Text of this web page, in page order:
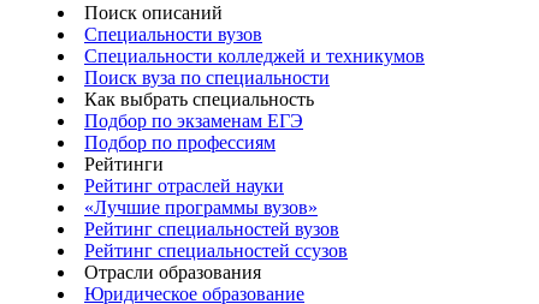
Поиск описаний
Специальности вузов
Специальности колледжей и техникумов
Поиск вуза по специальности
Как выбрать специальность
Подбор по экзаменам ЕГЭ
Подбор по профессиям
Рейтинги
Рейтинг отраслей науки
«Лучшие программы вузов»
Рейтинг специальностей вузов
Рейтинг специальностей ссузов
Отрасли образования
Юридическое образование